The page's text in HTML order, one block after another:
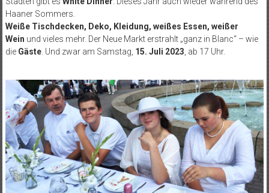
Haaner Sommers.
Weiße Tischdecken, Deko, Kleidung, weißes Essen, weißer
Wein und vieles mehr. Der Neue Markt erstrahlt „ganz in Blanc“ – wie
die Gäste. Und zwar am Samstag, 15. Juli 2023, ab 17 Uhr.